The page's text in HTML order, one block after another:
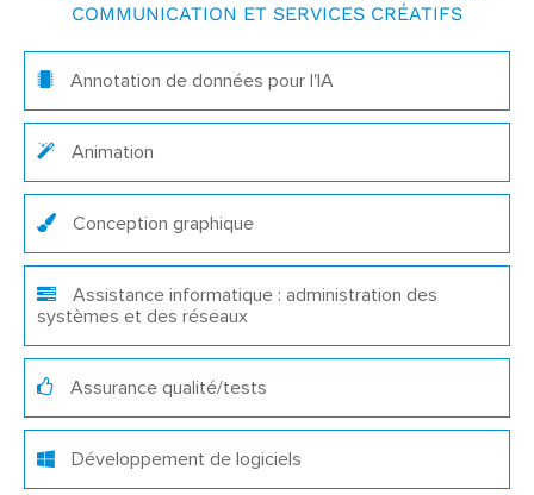
COMMUNICATION ET SERVICES CRÉATIFS
Annotation de données pour l'IA
Animation
Conception graphique
Assistance informatique : administration des
systèmes et des réseaux
Assurance qualité/tests
Développement de logiciels